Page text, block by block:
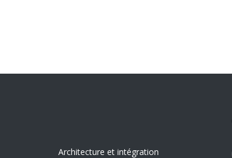
Architecture et intégration